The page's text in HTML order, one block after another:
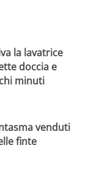
la lavatrice
doccia e
minuti
venduti
finte